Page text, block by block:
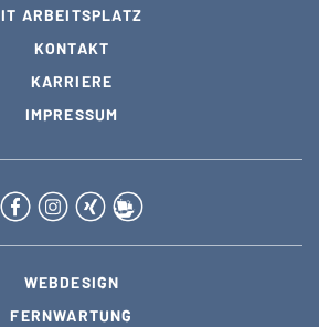
IT ARBEITSPLATZ
KONTAKT
KARRIERE
IMPRESSUM
WEBDESIGN
FERNWARTUNG